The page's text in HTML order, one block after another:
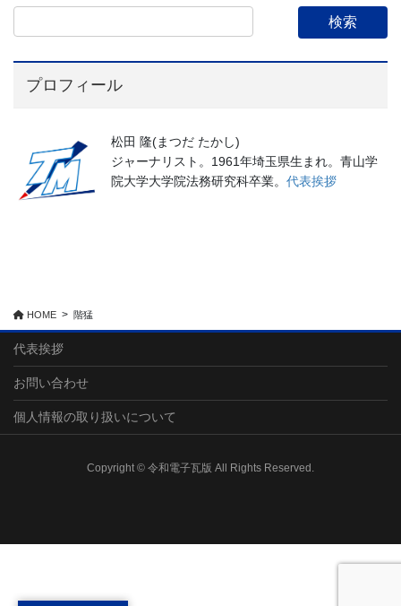
プロフィール
松田 隆(まつだ たかし)
ジャーナリスト。1961年埼玉県生まれ。青山学
院大学大学院法務研究科卒業。 代表挨拶
HOME 階猛
代表挨拶
お問い合わせ
個人情報の取り扱いについて
Copyright © 令和電子瓦版 All Rights Reserved.